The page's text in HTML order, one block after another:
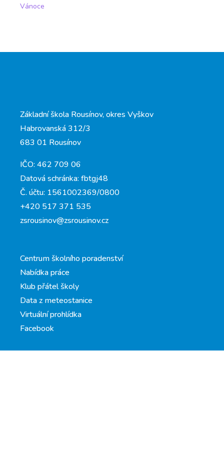
Vánoce
Základní škola Rousínov, okres Vyškov
Habrovanská 312/3
683 01 Rousínov
IČO: 462 709 06
Datová schránka: fbtgj48
Č. účtu: 1561002369/0800
+420 517 371 535
zsrousinov@zsrousinov.cz
Centrum školního poradenství
Nabídka práce
Klub přátel školy
Data z meteostanice
Virtuální prohlídka
Facebook